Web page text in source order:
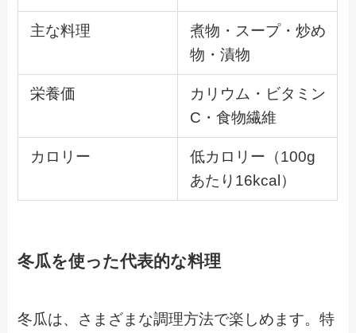
主な料理
煮物・スープ・炒め
物・漬物
栄養価
カリウム・ビタミン
C・食物繊維
カロリー
低カロリー（100g
あたり16kcal）
冬瓜を使った代表的な料理
冬瓜は、さまざまな調理方法で楽しめます。特